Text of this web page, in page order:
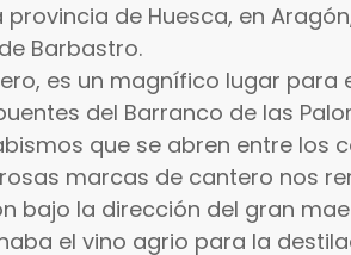
de Huesca, en
Barbastro.
es un magnífico lugar para
del Barranco de las
que se abren entre los
marcas de cantero nos
bajo la dirección del gran
el vino agrio para la